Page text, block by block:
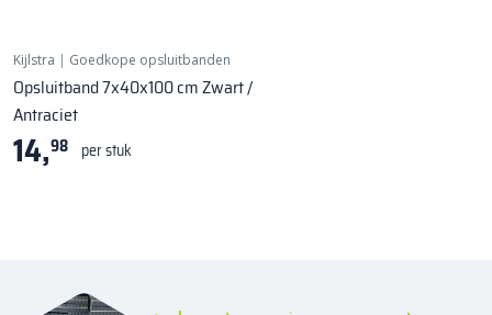
Kijlstra | Goedkope opsluitbanden
Opsluitband 7x40x100 cm Zwart /
Antraciet
14,98 per stuk